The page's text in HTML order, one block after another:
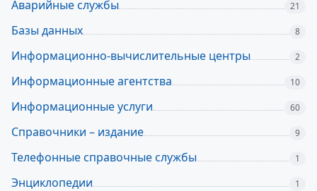
Аварийные службы 21
Базы данных 8
Информационно-вычислительные центры 2
Информационные агентства 10
Информационные услуги 60
Справочники – издание 9
Телефонные справочные службы 1
Энциклопедии 1